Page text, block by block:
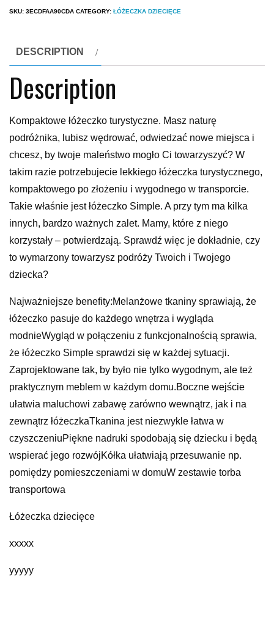
SKU: 3ECDFAA90CDA CATEGORY: ŁÓŻECZKA DZIECIĘCE
DESCRIPTION
Description
Kompaktowe łóżeczko turystyczne. Masz naturę
podróżnika, lubisz wędrować, odwiedzać nowe miejsca i
chcesz, by twoje maleństwo mogło Ci towarzyszyć? W
takim razie potrzebujecie lekkiego łóżeczka turystycznego,
kompaktowego po złożeniu i wygodnego w transporcie.
Takie właśnie jest łóżeczko Simple. A przy tym ma kilka
innych, bardzo ważnych zalet. Mamy, które z niego
korzystały – potwierdzają. Sprawdź więc je dokładnie, czy
to wymarzony towarzysz podróży Twoich i Twojego
dziecka?
Najważniejsze benefity:Melanżowe tkaniny sprawiają, że
łóżeczko pasuje do każdego wnętrza i wygląda
modnieWygląd w połączeniu z funkcjonalnością sprawia,
że łóżeczko Simple sprawdzi się w każdej sytuacji.
Zaprojektowane tak, by było nie tylko wygodnym, ale też
praktycznym meblem w każdym domu.Boczne wejście
ułatwia maluchowi zabawę zarówno wewnątrz, jak i na
zewnątrz łóżeczkaTkanina jest niezwykle łatwa w
czyszczeniuPiękne nadruki spodobają się dziecku i będą
wspierać jego rozwójKółka ułatwiają przesuwanie np.
pomiędzy pomieszczeniami w domuW zestawie torba
transportowa
Łóżeczka dziecięce
xxxxx
yyyyy